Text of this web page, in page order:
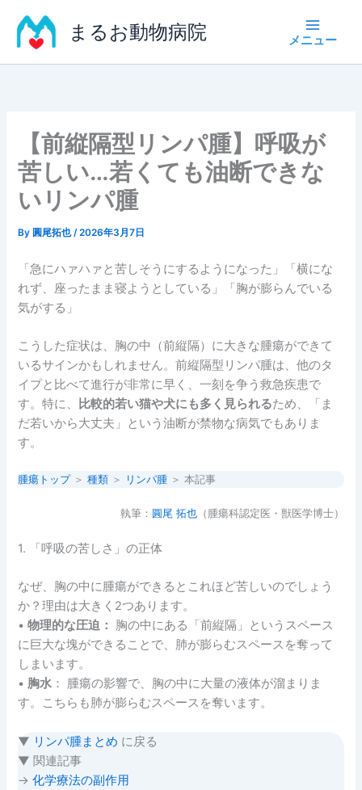
ス
まるお動物病院
【前縦隔型リンパ腫】呼吸が
苦しい…若くても油断できな
いリンパ腫
By 圓尾拓也/2026年3月7日
「急にハァハァと苦しそうにするようになった」「横にな
れず、座ったまま寝ようとしている」「胸が膨らんでいる
気がする」
こうした症状は、胸の中（前縦隔）に大きな腫瘍ができて
いるサインかもしれません。前縦隔型リンパ腫は、他のタ
イプと比べて進行が非常に早く、一刻を争う救急疾患で
す。特に、
比較的若い猫や犬にも多く見られるため、「ま
だ若いから大丈夫」という油断が禁物な病気でもありま
す。
腫瘍トップ ＞種類 ＞ リンパ腫 ＞ 本記事
執筆： 圓尾 拓也（腫瘍科認定医・獣医学博士）
1. 「呼吸の苦しさ」の正体
なぜ、胸の中に腫瘍ができるとこれほど苦しいのでしょう
か？理由は大きく2つあります。
•物理的な圧迫：
胸の中にある「前縦隔」というスペース
に巨大な塊ができることで、肺が膨らむスペースを奪って
しまいます。
• 胸水 ： 腫瘍の影響で、胸の中に大量の液体が溜まりま
す。こちらも肺が膨らむスペースを奪います。
▼ リンパ腫まとめ に戻る
▼ 関連記事
→化学療法の副作用